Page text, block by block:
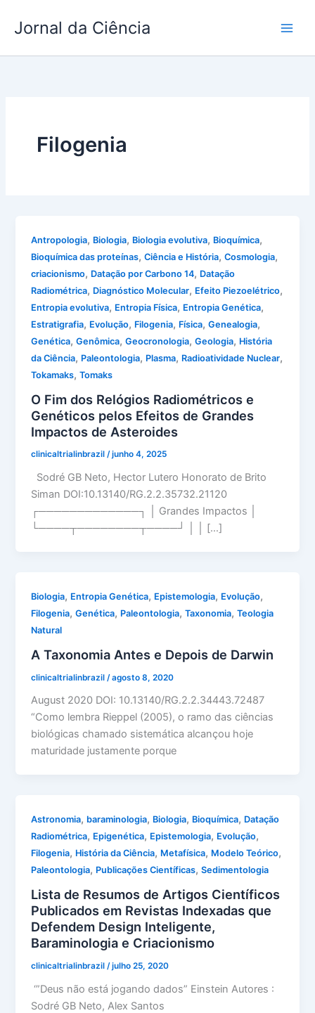
para
conteúdo
Jornal da Ciência
Filogenia
Antropologia, Biologia, Biologia evolutiva, Bioquímica,
Bioquímica das proteínas,Ciência e História,Cosmologia,
criacionismo, Datação por Carbono 14, Datação
Radiométrica, Diagnóstico Molecular, Efeito Piezoelétrico,
Entropia evolutiva, Entropia Física, Entropia Genética,
Estratigrafia, Evolução, Filogenia, Física,Genealogia,
Genética,Genômica,Geocronologia,Geologia, História
da Ciência, Paleontologia, Plasma, Radioatividade Nuclear,
Tokamaks,Tomaks
O Fim dos Relógios Radiométricos e
Genéticos pelos Efeitos de Grandes
Impactos de Asteroides
clinicaltrialinbrazil/junho 4, 2025
Sodré GB Neto, Hector Lutero Honorato de Brito
Siman DOI:10.13140/RG.2.2.35732.21120
┌─────────────┐ │ Grandes Impactos │
└────┬────────┬────┘ │ │ […]
Biologia, Entropia Genética, Epistemologia, Evolução,
Filogenia,Genética, Paleontologia,Taxonomia,Teologia
Natural
A Taxonomia Antes e Depois de Darwin
clinicaltrialinbrazil /agosto 8, 2020
August 2020 DOI: 10.13140/RG.2.2.34443.72487
“Como lembra Rieppel (2005), o ramo das ciências
biológicas chamado sistemática alcançou hoje
maturidade justamente porque
Astronomia, baraminologia, Biologia, Bioquímica, Datação
Radiométrica, Epigenética, Epistemologia, Evolução,
Filogenia, História da Ciência, Metafísica, Modelo Teórico,
Paleontologia, Publicações Científicas,Sedimentologia
Lista de Resumos de Artigos Científicos
Publicados em Revistas Indexadas que
Defendem Design Inteligente,
Baraminologia e Criacionismo
clinicaltrialinbrazil /julho 25, 2020
‘”Deus não está jogando dados” Einstein Autores :
Sodré GB Neto, Alex Santos